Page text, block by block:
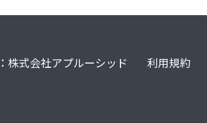
株式会社アプルーシッド 利用規約